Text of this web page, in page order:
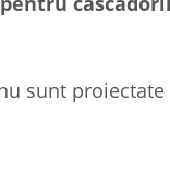
sunt